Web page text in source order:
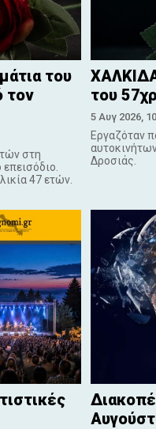
του
τον
στη
47 ετών.
του
5 Αυγ 2026,
Εργαζόταν
Δροσιάς.